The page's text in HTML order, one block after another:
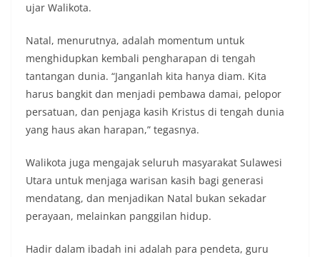
ujar Walikota.
Natal, menurutnya, adalah momentum untuk
menghidupkan kembali pengharapan di tengah
tantangan dunia. “Janganlah kita hanya diam. Kita
harus bangkit dan menjadi pembawa damai, pelopor
persatuan, dan penjaga kasih Kristus di tengah dunia
yang haus akan harapan,” tegasnya.
Walikota juga mengajak seluruh masyarakat Sulawesi
Utara untuk menjaga warisan kasih bagi generasi
mendatang, dan menjadikan Natal bukan sekadar
perayaan, melainkan panggilan hidup.
Hadir dalam ibadah ini adalah para pendeta, guru